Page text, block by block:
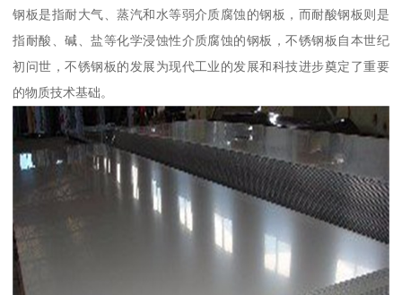
钢板是指耐大气、蒸汽和水等弱介质腐蚀的钢板，而耐酸钢板则是
指耐酸、碱、盐等化学浸蚀性介质腐蚀的钢板，不锈钢板自本世纪
初问世，不锈钢板的发展为现代工业的发展和科技进步奠定了重要
的物质技术基础。